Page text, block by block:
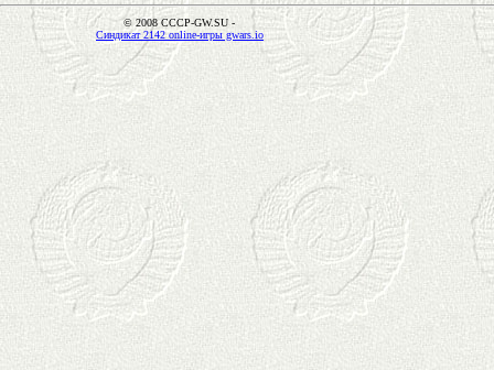
© 2008 CCCP-GW.SU -
Синдикат 2142 online-игры gwars.io